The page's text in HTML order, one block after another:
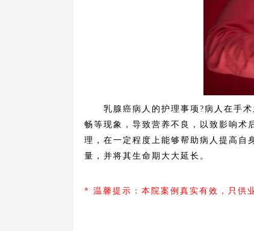
乳腺癌病人的护理事项?病人在手术
畅等现象，导致营养不良，以致影响术
理，在一定程度上能够帮助病人提高自
量，并将其生命期大大延长。
* 温馨提示：本院案例真实有效，只供